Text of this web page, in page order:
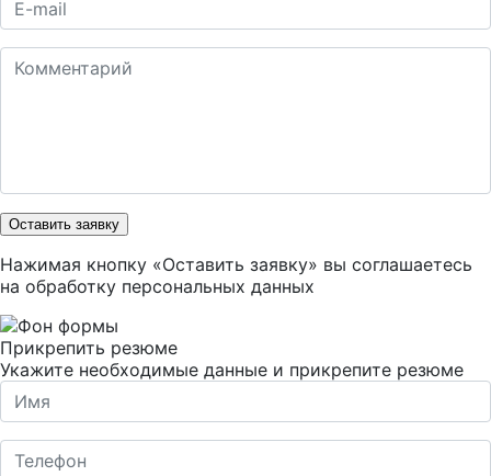
Оставить заявку
Нажимая кнопку «Оставить заявку» вы соглашаетесь
на обработку персональных данных
Прикрепить резюме
Укажите необходимые данные и прикрепите резюме